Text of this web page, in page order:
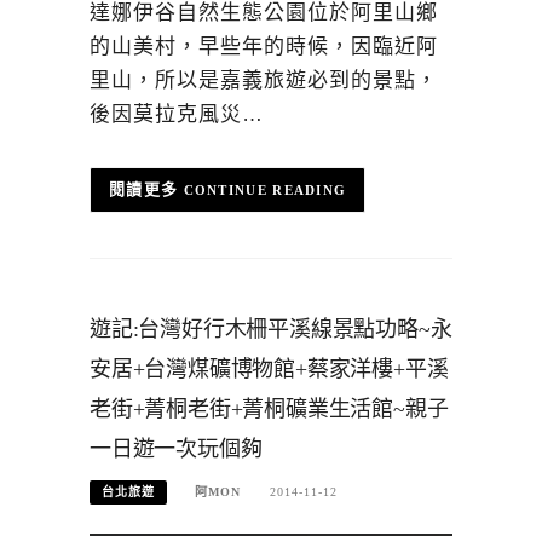
達娜伊谷自然生態公園位於阿里山鄉
的山美村，早些年的時候，因臨近阿
里山，所以是嘉義旅遊必到的景點，
後因莫拉克風災…
CONTINUE READING
遊記:台灣好行木柵平溪線景點功略~永
安居+台灣煤礦博物館+蔡家洋樓+平溪
老街+菁桐老街+菁桐礦業生活館~親子
一日遊一次玩個夠
台北旅遊 阿MON 2014-11-12